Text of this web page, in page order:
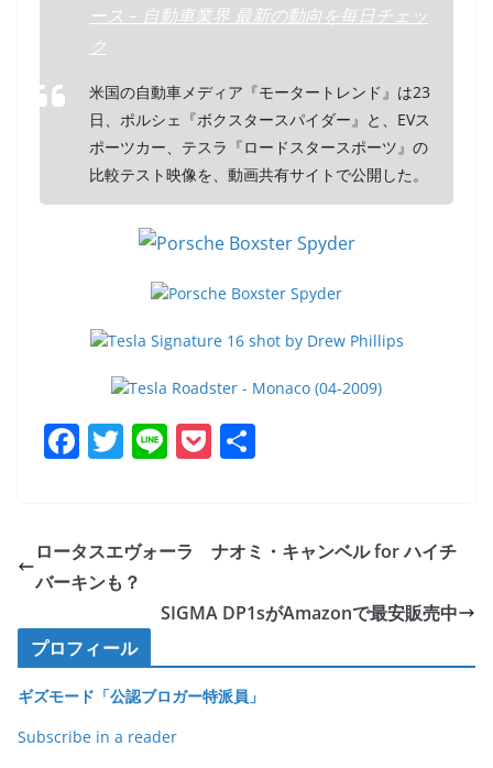
ース – 自動車業界 最新の動向を毎日チェッ
ク
米国の自動車メディア『モータートレンド』は23
日、ポルシェ『ボクスタースパイダー』と、EVス
ポーツカー、テスラ『ロードスタースポーツ』の
比較テスト映像を、動画共有サイトで公開した。
F
e
b
o
o
k
T
er
Li P
et
ロータスエヴォーラ ナオミ・キャンベル for ハイチ
バーキンも？
SIGMA DP1sがAmazonで最安販売中
プロフィール
ギズモード「公認ブロガー特派員」
Subscribe in a reader